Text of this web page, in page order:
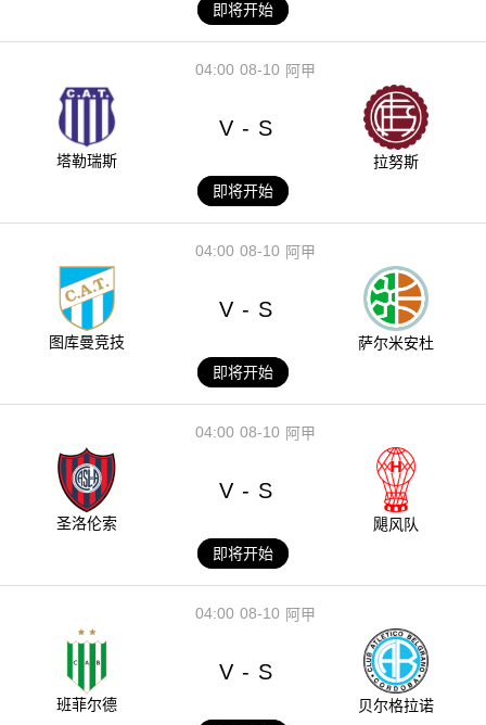
即将开始
08-10
04:00 阿甲
塔勒瑞斯
V - S
拉努斯
即将开始
08-10
04:00 阿甲
图库曼竞技
V - S
萨尔米安杜
即将开始
08-10
04:00 阿甲
圣洛伦索
V - S
飓风队
即将开始
08-10
04:00 阿甲
班菲尔德
V - S
贝尔格拉诺